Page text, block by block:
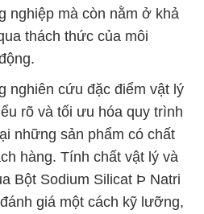
nghiệp mà còn nằm ở khả
thách thức của môi
nghiên cứu đặc điểm vật lý
rõ và tối ưu hóa quy trình
những sản phẩm có chất
hàng. Tính chất vật lý và
Bột Sodium Silicat Þ Natri
giá một cách kỹ lưỡng,